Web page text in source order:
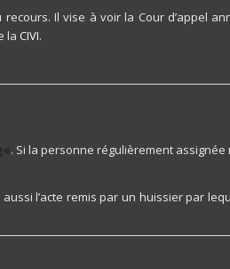
recours. Il vise à voir la Cour d’appel
la CIVI.
. Si la personne régulièrement
l’acte remis par un huissier par